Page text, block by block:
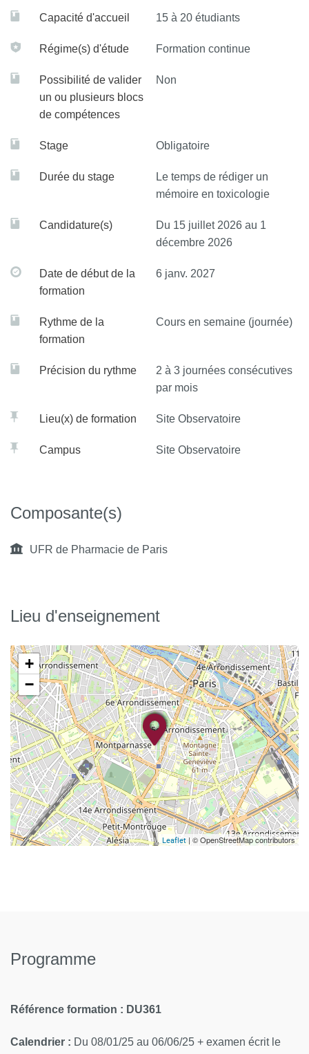
Capacité d'accueil 15 à 20 étudiants
Régime(s) d'étude Formation continue
Possibilité de valider
un ou plusieurs blocs
de compétences
Non
Stage Obligatoire
Durée du stage
Le temps de rédiger un
mémoire en toxicologie
Candidature(s)
Du 15 juillet 2026 au 1
décembre 2026
Date de début de la
formation
6 janv. 2027
Rythme de la
formation
Cours en semaine (journée)
Précision du rythme
2 à 3 journées consécutives
par mois
Lieu(x) de formation Site Observatoire
Campus Site Observatoire
Composante(s)
UFR de Pharmacie de Paris
Lieu d'enseignement
+
−
Leaflet | © OpenStreetMap contributors
Programme
Référence formation : DU361
Calendrier : Du 08/01/25 au 06/06/25 + examen écrit le